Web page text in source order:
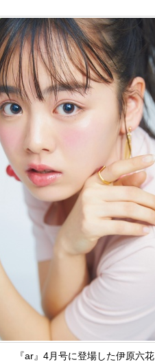
『ar』4月号に登場した伊原六花